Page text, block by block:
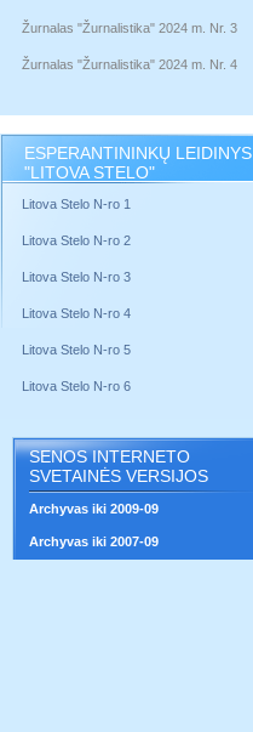
Žurnalas "Žurnalistika" 2024 m. Nr. 3
Žurnalas "Žurnalistika" 2024 m. Nr. 4
ESPERANTININKŲ LEIDINYS
"LITOVA STELO"
Litova Stelo N-ro 1
Litova Stelo N-ro 2
Litova Stelo N-ro 3
Litova Stelo N-ro 4
Litova Stelo N-ro 5
Litova Stelo N-ro 6
SENOS INTERNETO
SVETAINĖS VERSIJOS
Archyvas iki 2009-09
Archyvas iki 2007-09